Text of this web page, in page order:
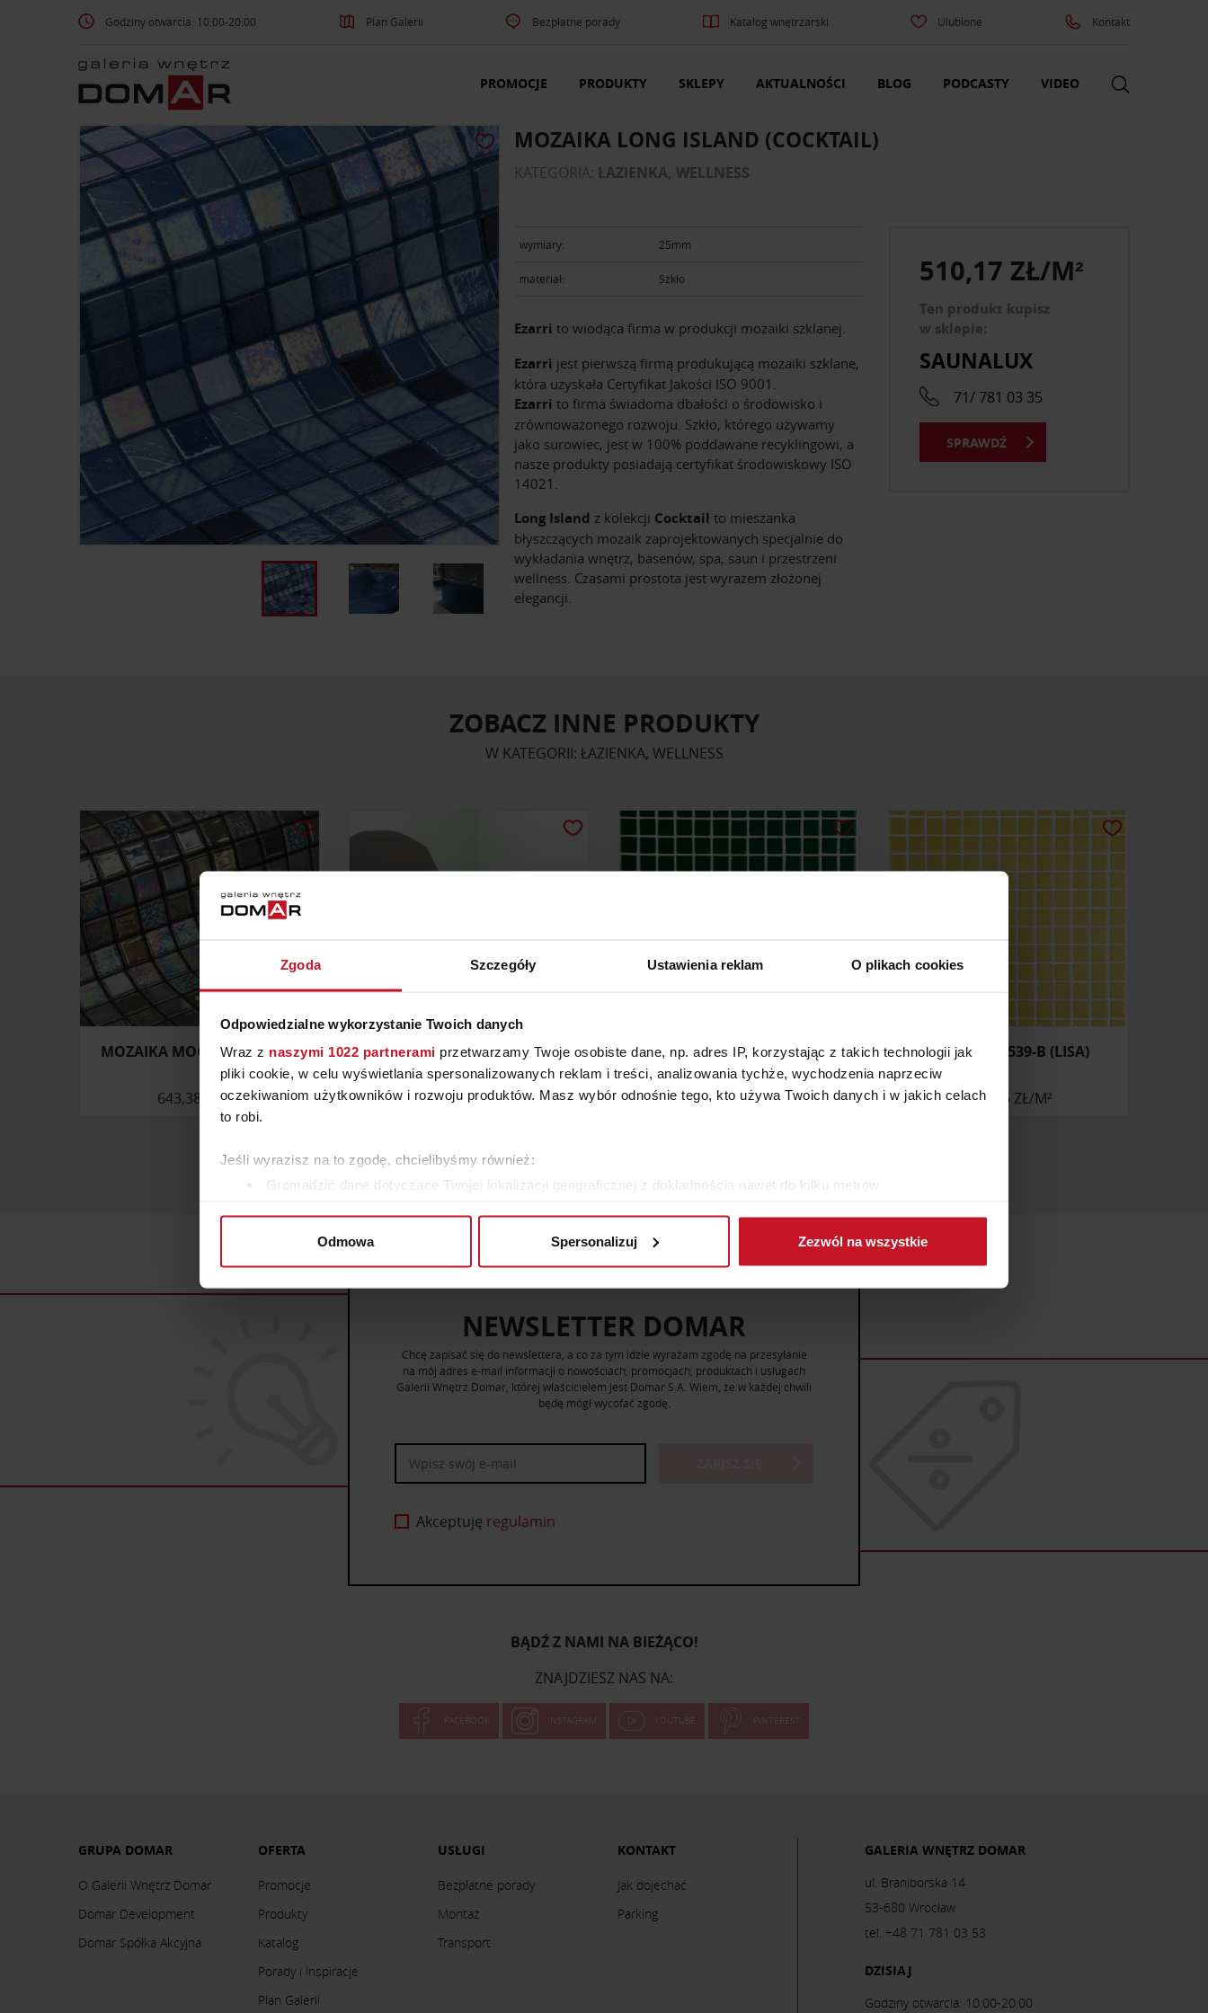
Zgoda Szczegóły Ustawienia reklam O plikach cookies
Odpowiedzialne wykorzystanie Twoich danych
Wraz z naszymi 1022 partnerami przetwarzamy Twoje osobiste dane, np. adres IP, korzystając z takich technologii jak
pliki cookie, w celu wyświetlania spersonalizowanych reklam i treści, analizowania tychże, wychodzenia naprzeciw
oczekiwaniom użytkowników i rozwoju produktów. Masz wybór odnośnie tego, kto używa Twoich danych i w jakich celach
to robi.
Jeśli wyrazisz na to zgodę, chcielibyśmy również:
Gromadzić dane dotyczące Twojej lokalizacji geograficznej z dokładnością nawet do kilku metrów
Dowiedz się więcej odnośnie tego, jak Twoje osobiste dane są przetwarzane oraz ustaw własne preferencje w
Wykorzystujemy pliki cookie do spersonalizowania treści i reklam, aby oferować funkcje społecznościowe i analizować
ruch w naszej witrynie. Informacje o tym, jak korzystasz z naszej witryny, udostępniamy partnerom społecznościowym,
reklamowym i analitycznym. Partnerzy mogą połączyć te informacje z innymi danymi otrzymanymi od Ciebie lub
uzyskanymi podczas korzystania z ich usług.
Odmowa Spersonalizuj Zezwól na wszystkie
Godziny otwarcia: 10:00-20:00 Plan Galerii Bezpłatne porady Katalog wnętrzarski Ulubione Kontakt
PROMOCJE PRODUKTY SKLEPY AKTUALNOŚCI BLOG PODCASTY VIDEO
MOZAIKA LONG ISLAND (COCKTAIL)
KATEGORIA: ŁAZIENKA, WELLNESS
wymiary: 25mm
materiał: Szkło
Ezarri to wiodąca firma w produkcji mozaiki szklanej.
Ezarri jest pierwszą firmą produkującą mozaiki szklane,
która uzyskała Certyfikat Jakości ISO 9001.
Ezarri to firma świadoma dbałości o środowisko i
zrównoważonego rozwoju. Szkło, którego używamy
jako surowiec, jest w 100% poddawane recyklingowi, a
nasze produkty posiadają certyfikat środowiskowy ISO
14021.
Long Island z kolekcji Cocktail to mieszanka
błyszczących mozaik zaprojektowanych specjalnie do
wykładania wnętrz, basenów, spa, saun i przestrzeni
wellness. Czasami prostota jest wyrazem złożonej
elegancji.
510,17 ZŁ/M²
Ten produkt kupisz
w sklepie:
SAUNALUX
71/ 781 03 35
SPRAWDŹ
ZOBACZ INNE PRODUKTY
W KATEGORII: ŁAZIENKA, WELLNESS
MOZAIKA MOCHI (TOPPING)
643,38 ZŁ/M²
LEŻAK ANATOMICZNY
6 611,25 ZŁ/SZT.
MOZAIKA 2555-C (LISA)
248,60 ZŁ/M²
MOZAIKA 2539-B (LISA)
237,56 ZŁ/M²
WIĘCEJ PRODUKTÓW Z TEJ KATEGORII
NEWSLETTER DOMAR
Chcę zapisać się do newslettera, a co za tym idzie wyrażam zgodę na przesyłanie
na mój adres e-mail informacji o nowościach, promocjach, produktach i usługach
Galerii Wnętrz Domar, której właścicielem jest Domar S.A. Wiem, że w każdej chwili
będę mógł wycofać zgodę.
Akceptuję regulamin
BĄDŹ Z NAMI NA BIEŻĄCO!
ZNAJDZIESZ NAS NA:
FACEBOOK INSTAGRAM YOUTUBE PINTEREST
GRUPA DOMAR
O Galerii Wnętrz Domar
Domar Development
Domar Spółka Akcyjna
OFERTA
Promocje
Produkty
Katalog
Porady i inspiracje
Plan Galerii
USŁUGI
Bezpłatne porady
Montaż
Transport
KONTAKT
Jak dojechać
Parking
GALERIA WNĘTRZ DOMAR
ul. Braniborska 14
53-680 Wrocław
tel. +48 71 781 03 53
DZISIAJ
Godziny otwarcia: 10:00-20:00